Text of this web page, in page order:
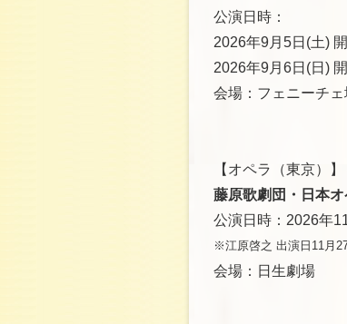
公演日時：
2026年9月5日(土)
2026年9月6日(日)
会場：フェニーチ
【オペラ（東京）
藤原歌劇団・日本
公演日時：2026年
※江原啓之 出演日11月
会場：日生劇場